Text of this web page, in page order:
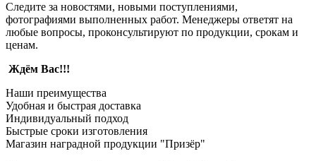
Следите за новостями, новыми поступлениями,
фотографиями выполненных работ. Менеджеры ответят на
любые вопросы, проконсультируют по продукции, срокам и
ценам.
Ждём Вас!!!
Наши преимущества
Удобная и быстрая доставка
Индивидуальный подход
Быстрые сроки изготовления
Магазин наградной продукции "Призёр"